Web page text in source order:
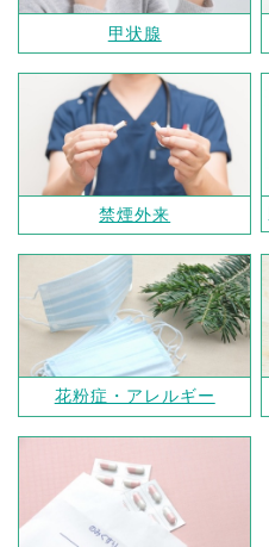
甲状腺
禁煙外来
花粉症・アレルギー